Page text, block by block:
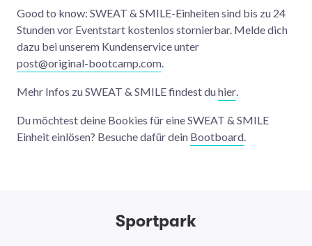
Good to know: SWEAT & SMILE-Einheiten sind bis zu 24
Stunden vor Eventstart kostenlos stornierbar. Melde dich
dazu bei unserem Kundenservice unter
post@original-bootcamp.com
Mehr Infos zu SWEAT & SMILE findest duhier
Du möchtest deine Bookies für eine SWEAT & SMILE
Einheit einlösen? Besuche dafür dein Bootboard
Sportpark